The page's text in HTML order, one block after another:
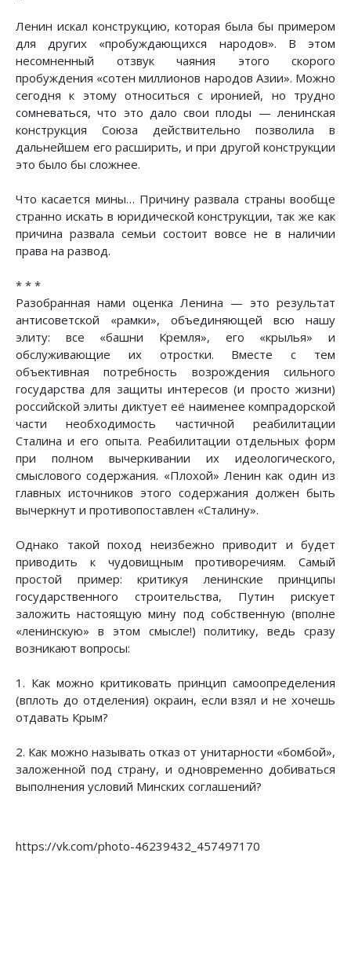
Ленин искал конструкцию, которая была бы примером
для других «пробуждающихся народов». В этом
несомненный отзвук чаяния этого скорого
пробуждения «сотен миллионов народов Азии». Можно
сегодня к этому относиться с иронией, но трудно
сомневаться, что это дало свои плоды — ленинская
конструкция Союза действительно позволила в
дальнейшем его расширить, и при другой конструкции
это было бы сложнее.
Что касается мины… Причину развала страны вообще
странно искать в юридической конструкции, так же как
причина развала семьи состоит вовсе не в наличии
права на развод.
* * *
Разобранная нами оценка Ленина — это результат
антисоветской «рамки», объединяющей всю нашу
элиту: все «башни Кремля», его «крылья» и
обслуживающие их отростки. Вместе с тем
объективная потребность возрождения сильного
государства для защиты интересов (и просто жизни)
российской элиты диктует её наименее компрадорской
части необходимость частичной реабилитации
Сталина и его опыта. Реабилитации отдельных форм
при полном вычеркивании их идеологического,
смыслового содержания. «Плохой» Ленин как один из
главных источников этого содержания должен быть
вычеркнут и противопоставлен «Сталину».
Однако такой поход неизбежно приводит и будет
приводить к чудовищным противоречиям. Самый
простой пример: критикуя ленинские принципы
государственного строительства, Путин рискует
заложить настоящую мину под собственную (вполне
«ленинскую» в этом смысле!) политику, ведь сразу
возникают вопросы:
1. Как можно критиковать принцип самоопределения
(вплоть до отделения) окраин, если взял и не хочешь
отдавать Крым?
2. Как можно называть отказ от унитарности «бомбой»,
заложенной под страну, и одновременно добиваться
выполнения условий Минских соглашений?
https://vk.com/photo-46239432_457497170